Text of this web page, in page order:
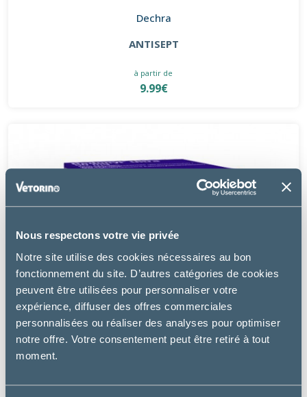
Nous respectons votre vie privée
Notre site utilise des cookies nécessaires au bon
fonctionnement du site. D’autres catégories de cookies
peuvent être utilisées pour personnaliser votre
expérience, diffuser des offres commerciales
personnalisées ou réaliser des analyses pour optimiser
notre offre. Votre consentement peut être retiré à tout
moment.
Dechra
ANTISEPT
à partir de
9.99€